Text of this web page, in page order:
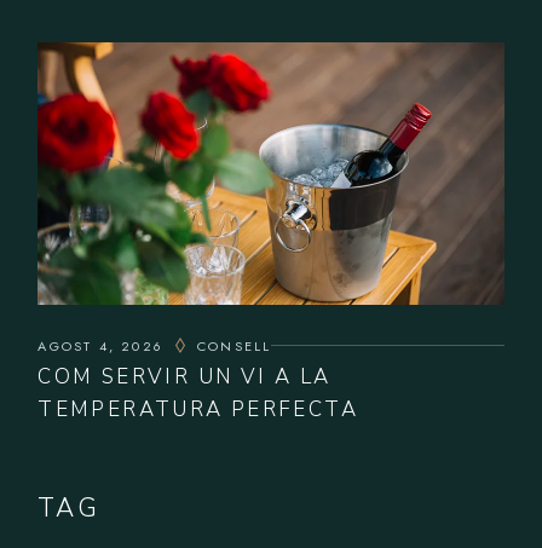
AGOST 4, 2026 CONSELL
COM SERVIR UN VI A LA
TEMPERATURA PERFECTA
TAG